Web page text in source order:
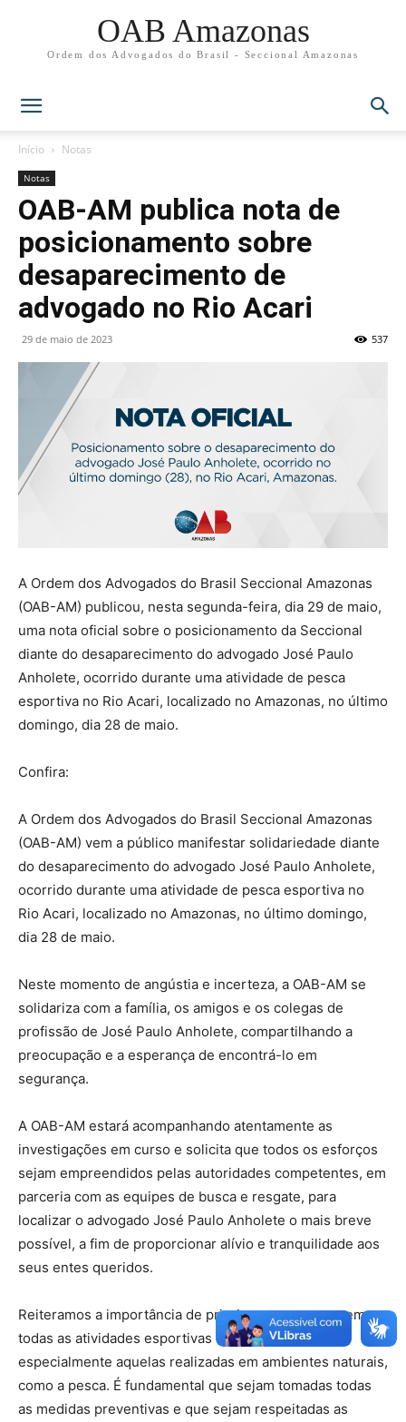
OAB Amazonas
Ordem dos Advogados do Brasil - Seccional Amazonas
Início Notas
Notas
OAB-AM publica nota de
posicionamento sobre
desaparecimento de
advogado no Rio Acari
29 de maio de 2023 537
A Ordem dos Advogados do Brasil Seccional Amazonas
(OAB-AM) publicou, nesta segunda-feira, dia 29 de maio,
uma nota oficial sobre o posicionamento da Seccional
diante do desaparecimento do advogado José Paulo
Anholete, ocorrido durante uma atividade de pesca
esportiva no Rio Acari, localizado no Amazonas, no último
domingo, dia 28 de maio.
Confira:
A Ordem dos Advogados do Brasil Seccional Amazonas
(OAB-AM) vem a público manifestar solidariedade diante
do desaparecimento do advogado José Paulo Anholete,
ocorrido durante uma atividade de pesca esportiva no
Rio Acari, localizado no Amazonas, no último domingo,
dia 28 de maio.
Neste momento de angústia e incerteza, a OAB-AM se
solidariza com a família, os amigos e os colegas de
profissão de José Paulo Anholete, compartilhando a
preocupação e a esperança de encontrá-lo em
segurança.
A OAB-AM estará acompanhando atentamente as
investigações em curso e solicita que todos os esforços
sejam empreendidos pelas autoridades competentes, em
parceria com as equipes de busca e resgate, para
localizar o advogado José Paulo Anholete o mais breve
possível, a fim de proporcionar alívio e tranquilidade aos
seus entes queridos.
Reiteramos a importância de priorizar a segurança em
todas as atividades esportivas e recreativas,
especialmente aquelas realizadas em ambientes naturais,
como a pesca. É fundamental que sejam tomadas todas
as medidas preventivas e que sejam respeitadas as